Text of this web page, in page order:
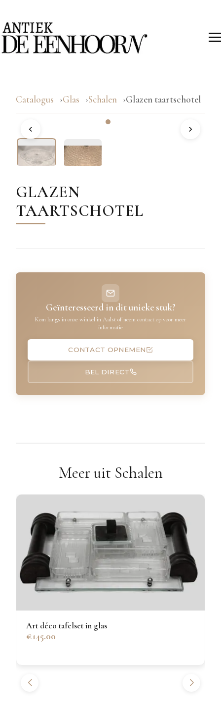
Catalogus Glas Schalen Glazen taartschotel
GLAZEN
TAARTSCHOTEL
Geïnteresseerd in dit unieke stuk?
Kom langs in onze winkel in Aalst of neem contact op voor meer
informatie
CONTACT OPNEMEN
BEL DIRECT
Meer uit Schalen
Art déco tafelset in glas
€145.00